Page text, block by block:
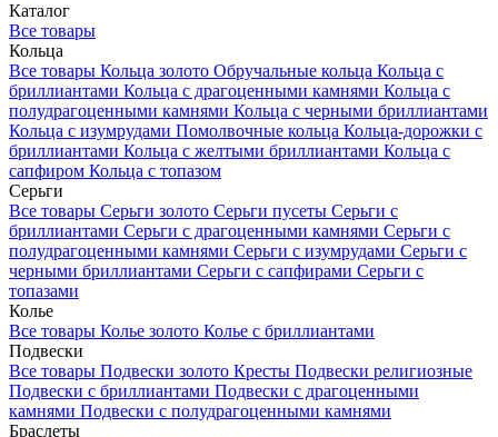
Каталог
Все товары
Кольца
Все товары Кольца золото Обручальные кольца Кольца с
бриллиантами Кольца с драгоценными камнями Кольца с
полудрагоценными камнями Кольца с черными бриллиантами
Кольца с изумрудами Помолвочные кольца Кольца-дорожки с
бриллиантами Кольца с желтыми бриллиантами Кольца с
сапфиром Кольца с топазом
Серьги
Все товары Серьги золото Серьги пусеты Серьги с
бриллиантами Серьги с драгоценными камнями Серьги с
полудрагоценными камнями Серьги с изумрудами Серьги с
черными бриллиантами Серьги с сапфирами Серьги с
топазами
Колье
Все товары Колье золото Колье с бриллиантами
Подвески
Все товары Подвески золото Кресты Подвески религиозные
Подвески с бриллиантами Подвески с драгоценными
камнями Подвески с полудрагоценными камнями
Браслеты